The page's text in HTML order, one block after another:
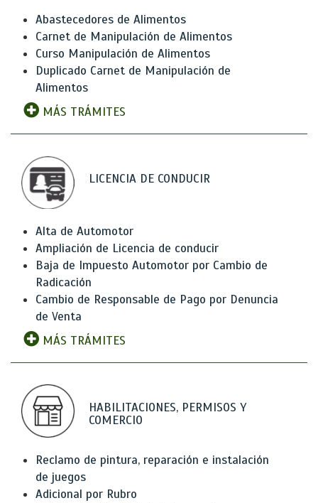
Abastecedores de Alimentos
Carnet de Manipulación de Alimentos
Curso Manipulación de Alimentos
Duplicado Carnet de Manipulación de
Alimentos
MÁS TRÁMITES
LICENCIA DE CONDUCIR
Alta de Automotor
Ampliación de Licencia de conducir
Baja de Impuesto Automotor por Cambio de
Radicación
Cambio de Responsable de Pago por Denuncia
de Venta
MÁS TRÁMITES
HABILITACIONES, PERMISOS Y
COMERCIO
Reclamo de pintura, reparación e instalación
de juegos
Adicional por Rubro